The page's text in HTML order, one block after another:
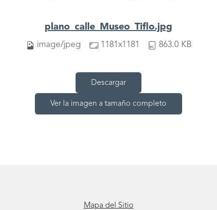
plano_calle_Museo_Tiflo.jpg
image/jpeg 1181x1181 863.0 KB
Descargar
Ver la imagen a tamaño completo
Mapa del Sitio